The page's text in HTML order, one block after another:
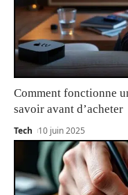
Comment fonctionne
savoir avant d’acheter
Tech 10 juin 2025